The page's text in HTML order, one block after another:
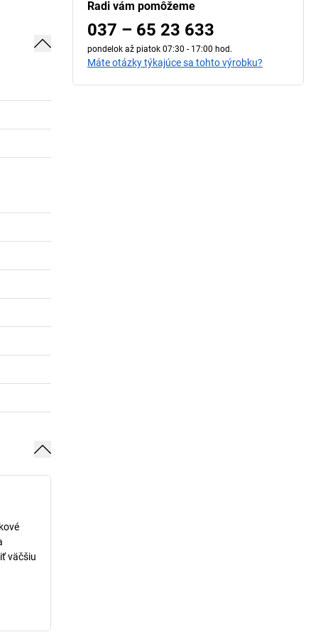
väčšiu
Radi vám pomôžeme
037 – 65 23 633
pondelok až piatok 07:30 - 17:00 hod.
Máte otázky týkajúce sa tohto výrobku?